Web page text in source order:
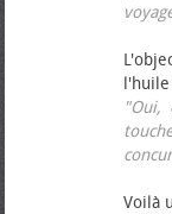
"Oui,
Voilà